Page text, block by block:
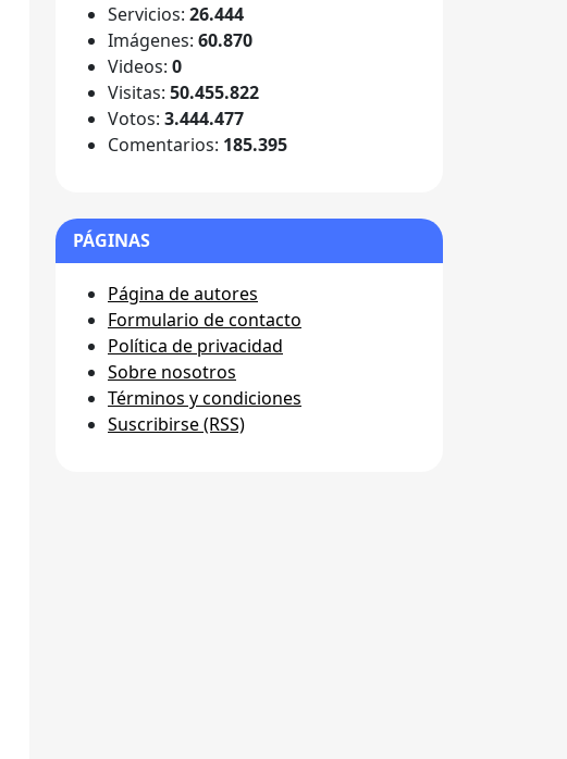
Servicios: 26.444
Imágenes: 60.870
Videos: 0
Visitas: 50.455.822
Votos: 3.444.477
Comentarios: 185.395
PÁGINAS
Página de autores
Formulario de contacto
Política de privacidad
Sobre nosotros
Términos y condiciones
Suscribirse (RSS)